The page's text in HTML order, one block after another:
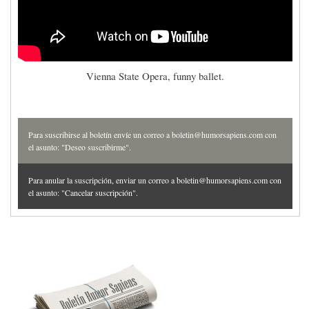
Vienna State Opera, funny ballet.
Para suscribirse al boletín envíe un correo a boletin@humorsapiens.com con
el asunto: "Deseo suscribirme".
Para anular la suscripción, enviar un correo a boletin@humorsapiens.com con
el asunto: "Cancelar suscripción".